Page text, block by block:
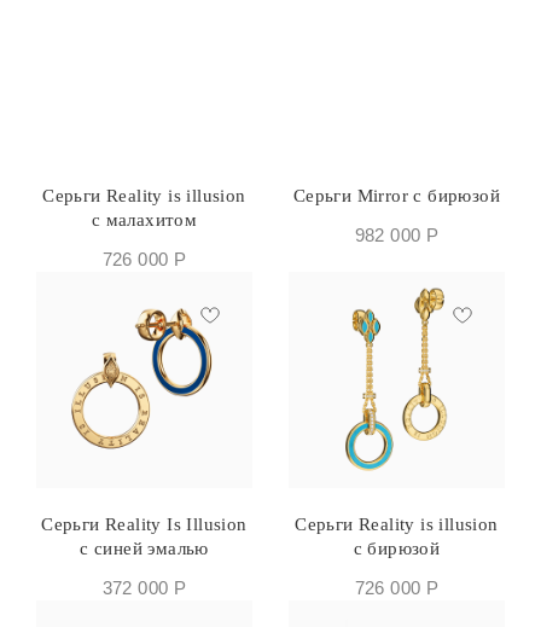
Серьги Reality is illusion
с малахитом
726 000 Р
Серьги Mirror с бирюзой
982 000 Р
Серьги Reality Is Illusion
с синей эмалью
372 000 Р
Серьги Reality is illusion
с бирюзой
726 000 Р